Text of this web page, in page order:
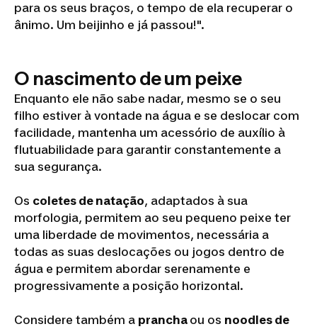
para os seus braços, o tempo de ela recuperar o
ânimo. Um beijinho e já passou!".
O nascimento de um peixe
Enquanto ele não sabe nadar, mesmo se o seu
filho estiver à vontade na água e se deslocar com
facilidade, mantenha um acessório de auxílio à
flutuabilidade para garantir constantemente a
sua segurança.
Os coletes de natação, adaptados à sua
morfologia, permitem ao seu pequeno peixe ter
uma liberdade de movimentos, necessária a
todas as suas deslocações ou jogos dentro de
água e permitem abordar serenamente e
progressivamente a posição horizontal.
Considere também a prancha ou os noodles de